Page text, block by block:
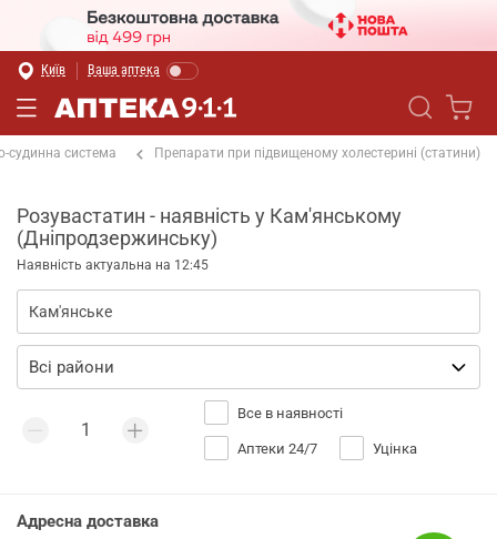
Київ Ваша аптека
судинна система Препарати при підвищеному холестерині (статини)
Розувастатин - наявність у Кам'янському
(Дніпродзержинську)
Наявність актуальна на 12:45
Все в наявності
Аптеки 24/7 Уцінка
Адресна доставка